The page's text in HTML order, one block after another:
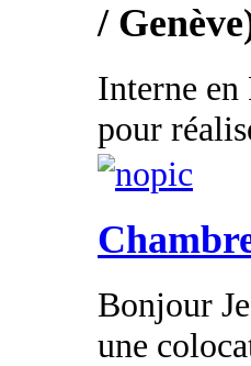
/
Interne en
pour
Bonjour
une